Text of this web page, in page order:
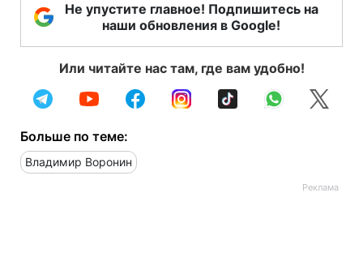
Не упустите главное! Подпишитесь на
наши обновления в Google!
Или читайте нас там, где вам удобно!
Больше по теме:
Владимир Воронин